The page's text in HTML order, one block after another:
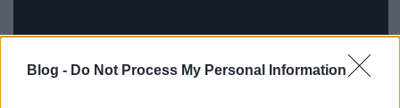
Blog - Do Not Process My Personal Information